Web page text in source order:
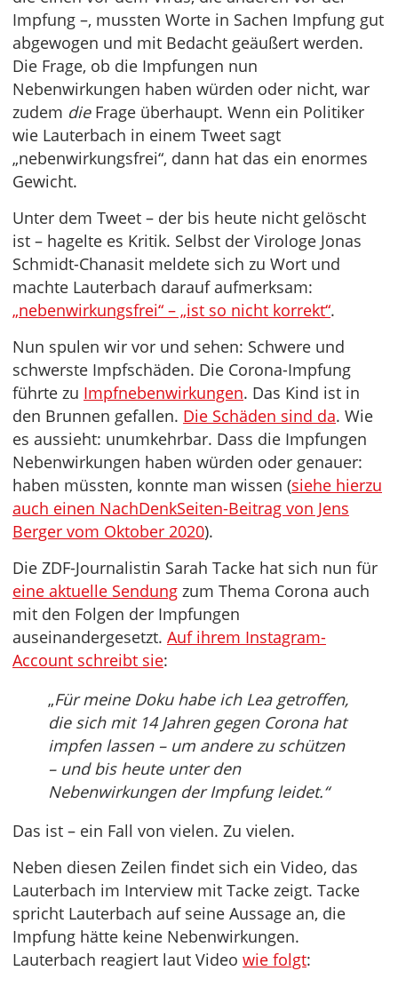
Impfung –, mussten Worte in Sachen Impfung gut
abgewogen und mit Bedacht geäußert werden.
Die Frage, ob die Impfungen nun
Nebenwirkungen haben würden oder nicht, war
zudem dieFrage überhaupt. Wenn ein Politiker
wie Lauterbach in einem Tweet sagt
„nebenwirkungsfrei“, dann hat das ein enormes
Gewicht.
Unter dem Tweet – der bis heute nicht gelöscht
ist – hagelte es Kritik. Selbst der Virologe Jonas
Schmidt-Chanasit meldete sich zu Wort und
machte Lauterbach darauf aufmerksam:
„nebenwirkungsfrei“ – „ist so nicht korrekt“.
Nun spulen wir vor und sehen: Schwere und
schwerste Impfschäden. Die Corona-Impfung
führte zu Impfnebenwirkungen. Das Kind ist in
den Brunnen gefallen. Die Schäden sind da. Wie
es aussieht: unumkehrbar. Dass die Impfungen
Nebenwirkungen haben würden oder genauer:
haben müssten, konnte man wissen (siehe hierzu
auch einen NachDenkSeiten-Beitrag von Jens
Berger vom Oktober 2020).
Die ZDF-Journalistin Sarah Tacke hat sich nun für
eine aktuelle Sendung zum Thema Corona auch
mit den Folgen der Impfungen
auseinandergesetzt. Auf ihrem Instagram-
Account schreibt sie:
„Für meine Doku habe ich Lea getroffen,
die sich mit 14 Jahren gegen Corona hat
impfen lassen – um andere zu schützen
– und bis heute unter den
Nebenwirkungen der Impfung leidet.“
Das ist – ein Fall von vielen. Zu vielen.
Neben diesen Zeilen findet sich ein Video, das
Lauterbach im Interview mit Tacke zeigt. Tacke
spricht Lauterbach auf seine Aussage an, die
Impfung hätte keine Nebenwirkungen.
Lauterbach reagiert laut Video wie folgt: